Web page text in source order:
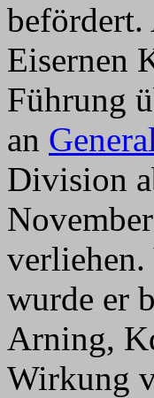
befördert.
Eisernen
Führung
an
Division
verliehen.
wurde er
Arning,
Wirkung